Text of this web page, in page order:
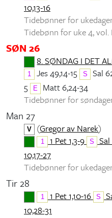
10,13-16
Tidebønner for
Tidebønn for uke 4, vol.
SØN 26
8. SØNDAG I DET
1 Jes 49,14-15 S Sal
5
E
Matt 6,24-34
Tidebønner for
Man 27
V (Gregor av Narek)
1 1 Pet 1,3-9 S Sal
10,17-27
Tidebønner for
Tir 28
1 1 Pet 1,10-16 S
10,28-31